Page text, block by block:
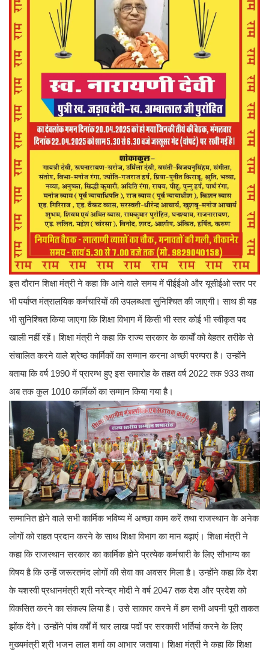
इस दौरान शिक्षा मंत्री ने कहा कि आने वाले समय में पीईईओ और यूसीईओ स्तर पर
भी पर्याप्त मंत्रालयिक कर्मचारियों की उपलब्धता सुनिश्चित की जाएगी। साथ ही यह
भी सुनिश्चित किया जाएगा कि शिक्षा विभाग में किसी भी स्तर कोई भी स्वीकृत पद
खाली नहीं रहें। शिक्षा मंत्री ने कहा कि राज्य सरकार के कार्यों को बेहतर तरीके से
संचालित करने वाले श्रेष्ठ कार्मिकों का सम्मान करना अच्छी परम्परा है। उन्होंने
बताया कि वर्ष 1990 में प्रारम्भ हुए इस समारोह के तहत वर्ष 2022 तक 933 तथा
अब तक कुल 1010 कार्मिकों का सम्मान किया गया है।
सम्मानित होने वाले सभी कार्मिक भविष्य में अच्छा काम करें तथा राजस्थान के अनेक
लोगों को राहत प्रदान करने के साथ शिक्षा विभाग का मान बढ़ाएं। शिक्षा मंत्री ने
कहा कि राजस्थान सरकार का कार्मिक होने प्रत्येक कर्मचारी के लिए सौभाग्य का
विषय है कि उन्हें जरूरतमंद लोगों की सेवा का अवसर मिला है। उन्होंने कहा कि देश
के यशस्वी प्रधानमंत्री श्री नरेन्द्र मोदी ने वर्ष 2047 तक देश और प्रदेश को
विकसित करने का संकल्प लिया है। उसे साकार करने में हम सभी अपनी पूरी ताकत
झोंक देंगे। उन्होंने पांच वर्षों में चार लाख पदों पर सरकारी भर्तियां करने के लिए
मुख्यमंत्री श्री भजन लाल शर्मा का आभार जताया। शिक्षा मंत्री ने कहा कि शिक्षा